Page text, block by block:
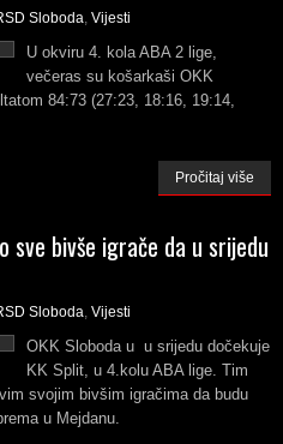
Sloboda, Vijesti
U okviru 4. kola ABA 2 lige,
večeras su košarkaši OKK
84:73 (27:23, 18:16, 19:14,
Pročitaj više
sve bivše igrače da u srijedu
Sloboda, Vijesti
OKK Sloboda u u srijedu dočekuje
KK Split, u 4.kolu ABA lige. Tim
svojim bivšim igračima da budu
u Mejdanu.